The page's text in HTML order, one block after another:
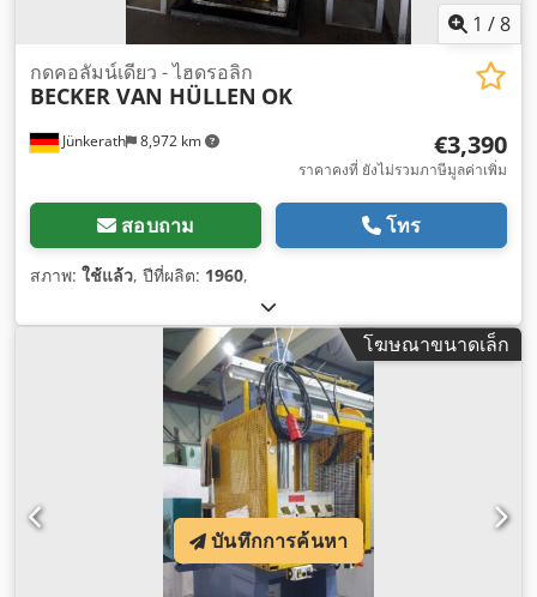
1 /8
Jünkerath 8,972 km
กดคอลัมน์เดียว - ไฮดรอลิก
BECKER VAN HÜLLEN OK
€3,390
ราคาคงที่ ยังไม่รวมภาษีมูลค่าเพิ่ม
สอบถาม โทร
สภาพ: ใช้แล้ว, ปีที่ผลิต: 1960,
โฆษณาขนาดเล็ก
บันทึกการค้นหา